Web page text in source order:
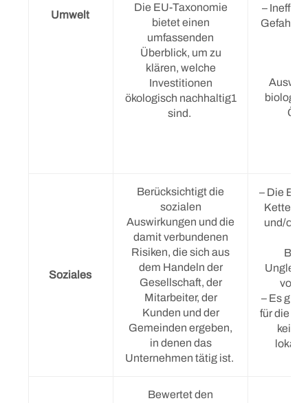
Umwelt
Die EU-Taxonomie
bietet einen
umfassenden
Überblick, um zu
klären, welche
Investitionen
ökologisch nachhaltig1
sind.
–
Soziales
Berücksichtigt die
sozialen
Auswirkungen und die
damit verbundenen
Risiken, die sich aus
dem Handeln der
Gesellschaft, der
Mitarbeiter, der
Kunden und der
Gemeinden ergeben,
in denen das
Unternehmen tätig ist.
– Die
Kette
und/
von
– Es gibt
für die
Bewertet den